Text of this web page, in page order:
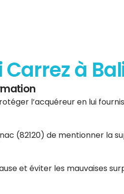
à
l’acquéreur en lui
(82120) de mentionner la
et éviter les mauvaises